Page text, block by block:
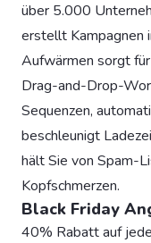
über 5.000
erstellt Kampagnen
Aufwärmen sorgt
Drag-and-Drop-
Sequenzen,
beschleunigt
hält Sie von Spam-
Kopfschmerzen.
Black Friday
40% Rabatt auf